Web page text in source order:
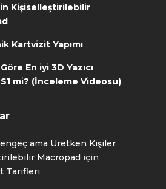
Kişiselleştirilebilir
Kartvizit Yapımı
En iyi 3D Yazıcı
mi? (İnceleme Videosu)
ama Üretken Kişiler
Macropad için
Tarifleri